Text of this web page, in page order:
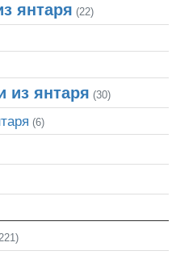
янтаря (22)
из янтаря (30)
(6)